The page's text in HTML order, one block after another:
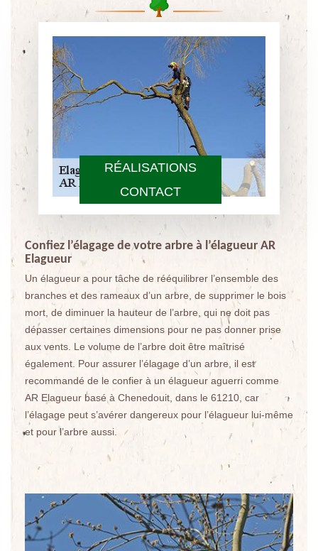
RÉALISATIONS
CONTACT
Confiez l’élagage de votre arbre à l’élagueur AR
Elagueur
Un élagueur a pour tâche de rééquilibrer l’ensemble des
branches et des rameaux d’un arbre, de supprimer le bois
mort, de diminuer la hauteur de l’arbre, qui ne doit pas
dépasser certaines dimensions pour ne pas donner prise
aux vents. Le volume de l’arbre doit être maîtrisé
également. Pour assurer l’élagage d’un arbre, il est
recommandé de le confier à un élagueur aguerri comme
AR Elagueur basé à Chenedouit, dans le 61210, car
l’élagage peut s’avérer dangereux pour l’élagueur lui-même
et pour l’arbre aussi.